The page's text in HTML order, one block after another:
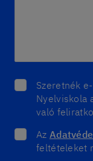
Szeretnék
Nyelviskola
való
Az
feltételeket